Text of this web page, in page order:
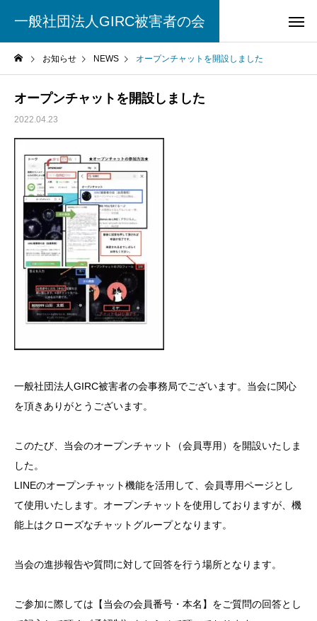
一般社団法人GIRC被害者の会
お知らせ NEWS オープンチャットを開設しました
オープンチャットを開設しました
2022.04.23
一般社団法人GIRC被害者の会事務局でございます。当会に関心
を頂きありがとうございます。
このたび、当会のオープンチャット（会員専用）を開設いたしま
した。
LINEのオープンチャット機能を活用して、会員専用ページとし
て使用いたします。オープンチャットを使用しておりますが、機
能上はクローズなチャットグループとなります。
当会の進捗報告や質問に対して回答を行う場所となります。
ご参加に際しては【当会の会員番号・本名】をご質問の回答とし